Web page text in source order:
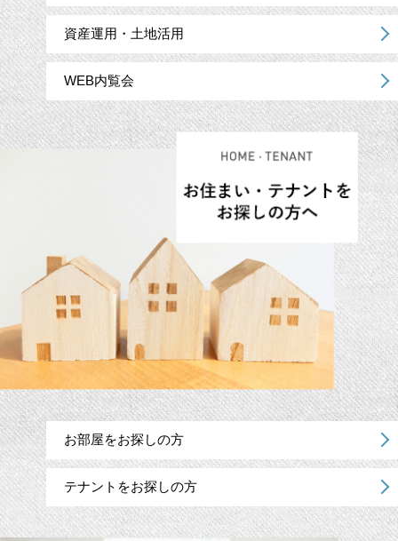
資産運用・土地活用
WEB内覧会
お部屋をお探しの方
テナントをお探しの方